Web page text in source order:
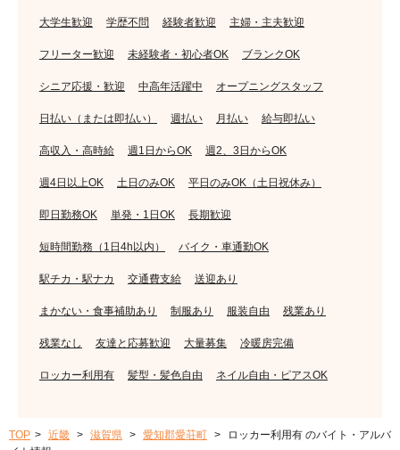
大学生歓迎 学歴不問 経験者歓迎 主婦・主夫歓迎
フリーター歓迎 未経験者・初心者OK ブランクOK
シニア応援・歓迎 中高年活躍中 オープニングスタッフ
日払い（または即払い） 週払い 月払い 給与即払い
高収入・高時給 週1日からOK 週2、3日からOK
週4日以上OK 土日のみOK 平日のみOK（土日祝休み）
即日勤務OK 単発・1日OK 長期歓迎
短時間勤務（1日4h以内） バイク・車通勤OK
駅チカ・駅ナカ 交通費支給 送迎あり
まかない・食事補助あり 制服あり 服装自由 残業あり
残業なし 友達と応募歓迎 大量募集 冷暖房完備
ロッカー利用有 髪型・髪色自由 ネイル自由・ピアスOK
TOP 近畿 滋賀県 愛知郡愛荘町
ロッカー利用有 のバイト・アルバ